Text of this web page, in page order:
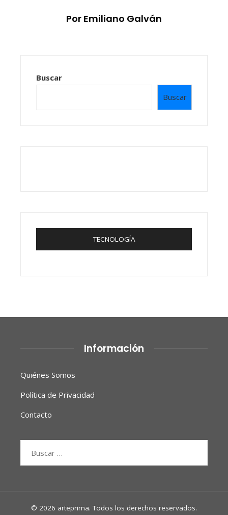
Por Emiliano Galván
Buscar
Buscar
TECNOLOGÍA
Información
Quiénes Somos
Política de Privacidad
Contacto
© 2026 arteprima. Todos los derechos reservados.